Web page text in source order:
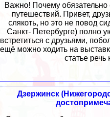
Важно! Почему обязательно
путешествий. Привет,
слякоть, но это не повод
Санкт- Петербурге) полно
встретиться с друзьями,
ещё можно ходить на
статье речь
Дзержинск